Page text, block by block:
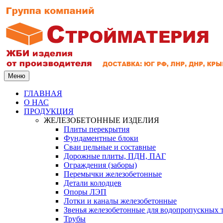
Меню
ГЛАВНАЯ
О НАС
ПРОДУКЦИЯ
ЖЕЛЕЗОБЕТОННЫЕ ИЗДЕЛИЯ
Плиты перекрытия
Фундаментные блоки
Сваи цельные и составные
Дорожные плиты, ПДН, ПАГ
Ограждения (заборы)
Перемычки железобетонные
Детали колодцев
Опоры ЛЭП
Лотки и каналы железобетонные
Звенья железобетонные для водопропускных
Трубы